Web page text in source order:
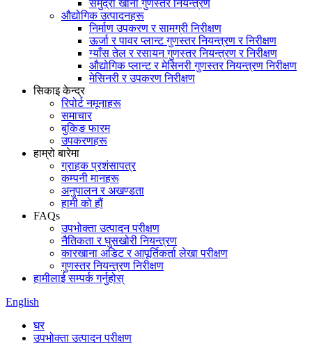
समुद्री खाना गुणस्तर नियन्त्रण
औद्योगिक उत्पादनहरू
निर्माण उपकरण र सामग्री निरीक्षण
ऊर्जा र पावर प्लान्ट गुणस्तर नियन्त्रण र निरीक्षण
ग्याँस तेल र रसायन गुणस्तर नियन्त्रण र निरीक्षण
औद्योगिक प्लान्ट र मेसिनरी गुणस्तर नियन्त्रण निरीक्षण
मेसिनरी र उपकरण निरीक्षण
सिकाइ केन्द्र
रिपोर्ट नमूनाहरू
समाचार
बुकिङ फारम
उपकरणहरू
हाम्रो बारेमा
ग्राहक प्रशंसापत्र
कम्पनी मानहरू
अनुपालन र अखण्डता
हामी को हौं
FAQs
उपभोक्ता उत्पादन परीक्षण
नैतिकता र घुसखोरी नियन्त्रण
कारखाना अडिट र आपूर्तिकर्ता लेखा परीक्षण
गुणस्तर नियन्त्रण निरीक्षण
हामीलाई सम्पर्क गर्नुहोस्
English
घर
उपभोक्ता उत्पादन परीक्षण